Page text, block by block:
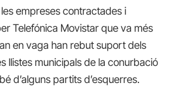
empreses contractades i
Telefónica Movistar que va més
en vaga han rebut suport dels
llistes municipals de la conurbació
d’alguns partits d’esquerres.